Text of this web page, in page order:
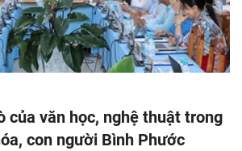
của văn học, nghệ thuật trong
con người Bình Phước